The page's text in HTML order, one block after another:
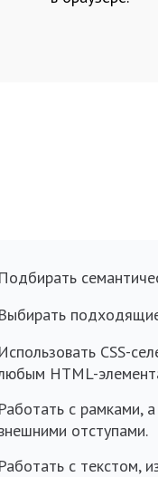
Подбирать
Выбирать
Использовать CSS-
HTML-
Работать с рамками,
отступами.
Работать с текстом,